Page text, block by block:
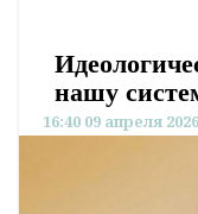
нашу
16:40 09 апреля 2026